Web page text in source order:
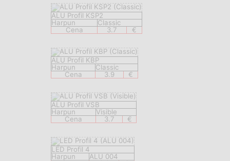
ALU Profil KSP2
Harpun
Classic
Cena
3.7 €
ALU Profil KBP
Harpun
Classic
Cena
3.9 €
ALU Profil VSB
Harpun
Visible
Cena
3.7 €
LED Profil 4
Harpun
ALU 004